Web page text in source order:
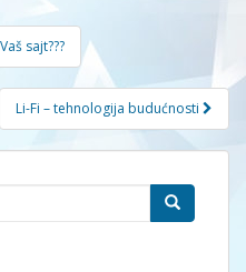
sajt???
Li-Fi – tehnologija budućnosti